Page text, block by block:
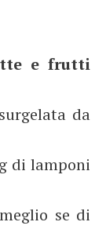
e frutti
da
di lamponi
se di